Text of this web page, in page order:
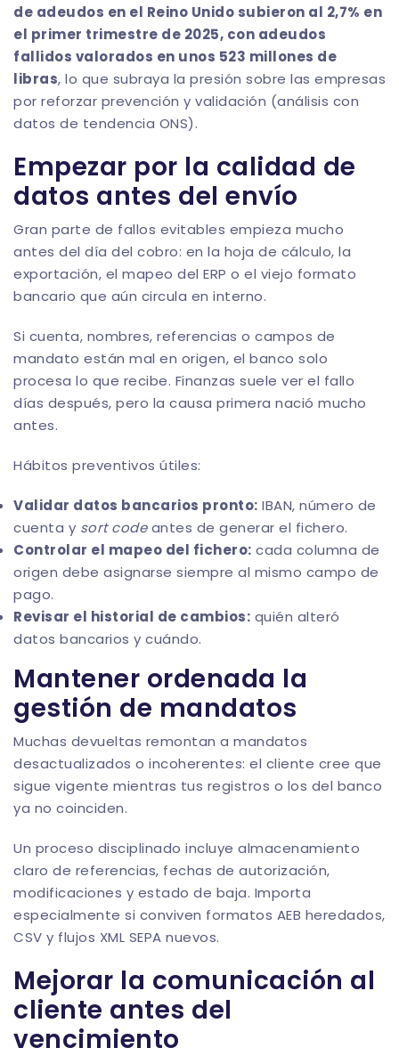
de adeudos en el Reino Unido subieron al 2,7% en
el primer trimestre de 2025, con adeudos
fallidos valorados en unos 523 millones de
libras, lo que subraya la presión sobre las empresas
por reforzar prevención y validación (análisis con
datos de tendencia ONS).
Empezar por la calidad de
datos antes del envío
Gran parte de fallos evitables empieza mucho
antes del día del cobro: en la hoja de cálculo, la
exportación, el mapeo del ERP o el viejo formato
bancario que aún circula en interno.
Si cuenta, nombres, referencias o campos de
mandato están mal en origen, el banco solo
procesa lo que recibe. Finanzas suele ver el fallo
días después, pero la causa primera nació mucho
antes.
Hábitos preventivos útiles:
Validar datos bancarios pronto: IBAN, número de
cuenta y sort codeantes de generar el fichero.
Controlar el mapeo del fichero: cada columna de
origen debe asignarse siempre al mismo campo de
pago.
Revisar el historial de cambios: quién alteró
datos bancarios y cuándo.
Mantener ordenada la
gestión de mandatos
Muchas devueltas remontan a mandatos
desactualizados o incoherentes: el cliente cree que
sigue vigente mientras tus registros o los del banco
ya no coinciden.
Un proceso disciplinado incluye almacenamiento
claro de referencias, fechas de autorización,
modificaciones y estado de baja. Importa
especialmente si conviven formatos AEB heredados,
CSV y flujos XML SEPA nuevos.
Mejorar la comunicación al
cliente antes del
vencimiento